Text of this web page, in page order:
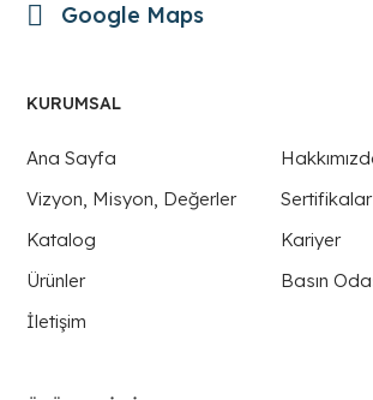
Google Maps
KURUMSAL
Ana Sayfa
Vizyon, Misyon, Değerler
Sertifikalar
Katalog
Kariyer
Ürünler
Basın
İletişim